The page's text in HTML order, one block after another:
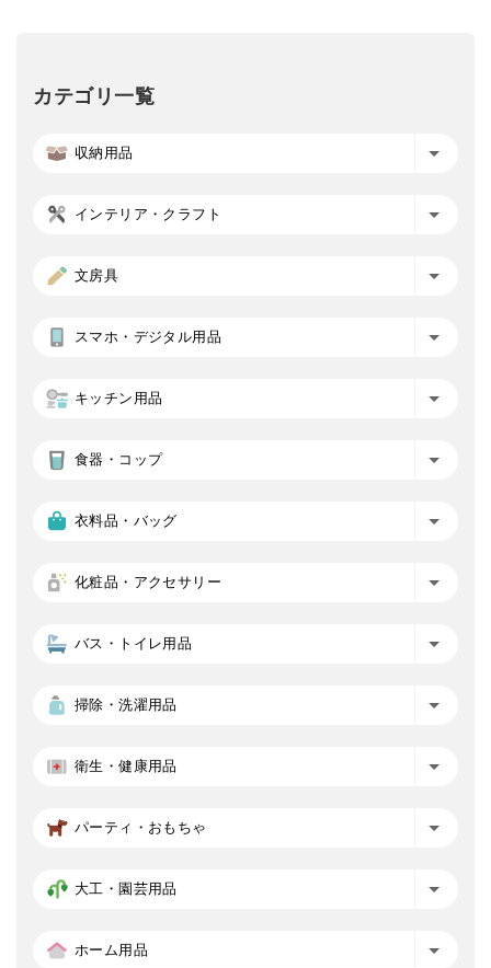
カテゴリ一覧
収納用品
インテリア・クラフト
文房具
スマホ・デジタル用品
キッチン用品
食器・コップ
衣料品・バッグ
化粧品・アクセサリー
バス・トイレ用品
掃除・洗濯用品
衛生・健康用品
パーティ・おもちゃ
大工・園芸用品
ホーム用品